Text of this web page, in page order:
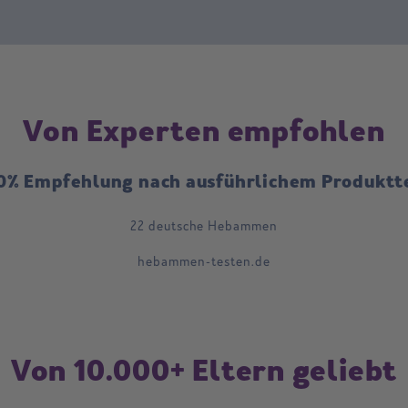
Von Experten empfohlen
Empfehlung nach ausführlichem
22 deutsche Hebammen
hebammen-testen.de
Von 10.000+ Eltern geliebt